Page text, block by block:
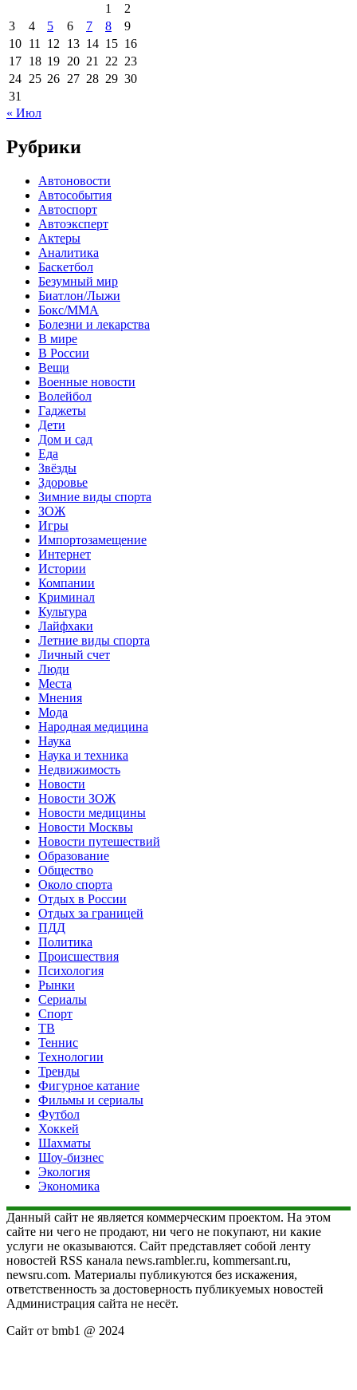
1
2
3
4 5 6 7 8
9
10 11 12 13 14 15 16
17 18 19 20 21 22 23
24 25 26 27 28 29 30
31
« Июл
Рубрики
Автоновости
Автособытия
Автоспорт
Автоэксперт
Актеры
Аналитика
Баскетбол
Безумный мир
Биатлон/Лыжи
Бокс/MMA
Болезни и лекарства
В мире
В России
Вещи
Военные новости
Волейбол
Гаджеты
Дети
Дом и сад
Еда
Звёзды
Здоровье
Зимние виды спорта
ЗОЖ
Игры
Импортозамещение
Интернет
Истории
Компании
Криминал
Культура
Лайфхаки
Летние виды спорта
Личный счет
Люди
Места
Мнения
Мода
Народная медицина
Наука
Наука и техника
Недвижимость
Новости
Новости ЗОЖ
Новости медицины
Новости Москвы
Новости путешествий
Образование
Общество
Около спорта
Отдых в России
Отдых за границей
ПДД
Политика
Происшествия
Психология
Рынки
Сериалы
Спорт
ТВ
Теннис
Технологии
Тренды
Фигурное катание
Фильмы и сериалы
Футбол
Хоккей
Шахматы
Шоу-бизнес
Экология
Экономика
Данный сайт не является коммерческим проектом. На этом
сайте ни чего не продают, ни чего не покупают, ни какие
услуги не оказываются. Сайт представляет собой ленту
новостей RSS канала news.rambler.ru, kommersant.ru,
newsru.com. Материалы публикуются без искажения,
ответственность за достоверность публикуемых новостей
Администрация сайта не несёт.
Сайт от bmb1 @ 2024